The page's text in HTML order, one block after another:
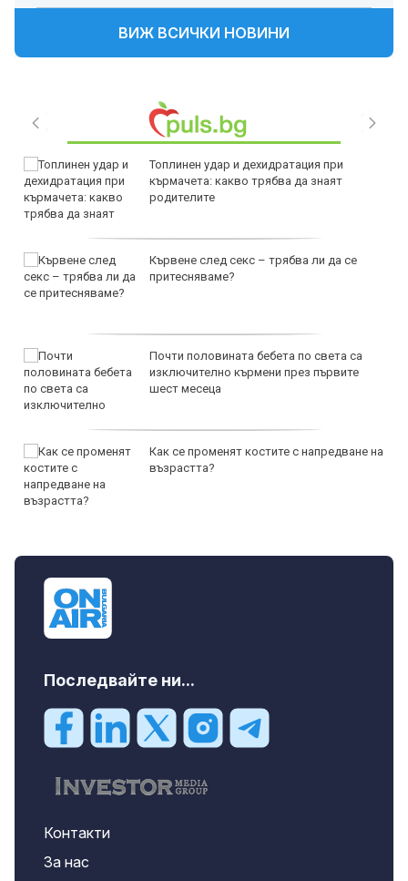
ВИЖ ВСИЧКИ НОВИНИ
Топлинен удар и дехидратация при
кърмачета: какво трябва да знаят
родителите
Кървене след секс – трябва ли да се
притесняваме?
Почти половината бебета по света са
изключително кърмени през първите
шест месеца
Как се променят костите с напредване на
възрастта?
Последвайте ни...
Контакти
За нас